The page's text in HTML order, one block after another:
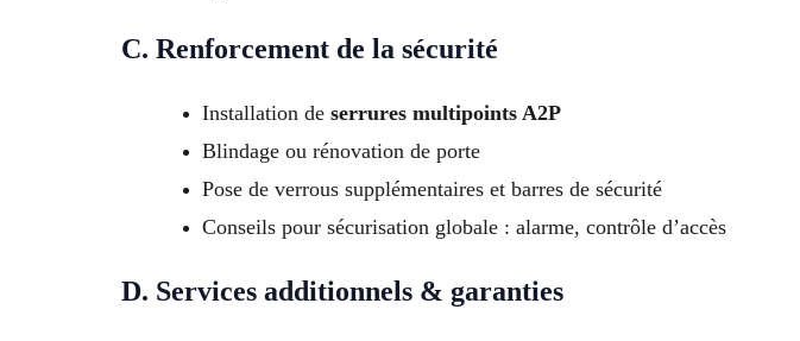
C. Renforcement de la sécurité
Installation de serrures multipoints A2P
Blindage ou rénovation de porte
Pose de verrous supplémentaires et barres de sécurité
Conseils pour sécurisation globale : alarme, contrôle d’accès
D. Services additionnels & garanties